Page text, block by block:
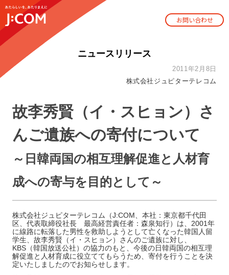
お問い合わせ
ニュースリリース
2011年2月8日
株式会社ジュピターテレコム
故李秀賢（イ・スヒョン）さ
んご遺族への寄付について
～日韓両国の相互理解促進と人材育
成への寄与を目的として～
株式会社ジュピターテレコム（J:COM、本社：東京都千代田
区、代表取締役社長 最高経営責任者：森泉知行）は、2001年
に線路に転落した男性を救助しようとして亡くなった韓国人留
学生、故李秀賢（イ・スヒョン）さんのご遺族に対し、
KBS（韓国放送公社）の協力のもと、今後の日韓両国の相互理
解促進と人材育成に役立ててもらうため、寄付を行うことを決
定いたしましたのでお知らせします。